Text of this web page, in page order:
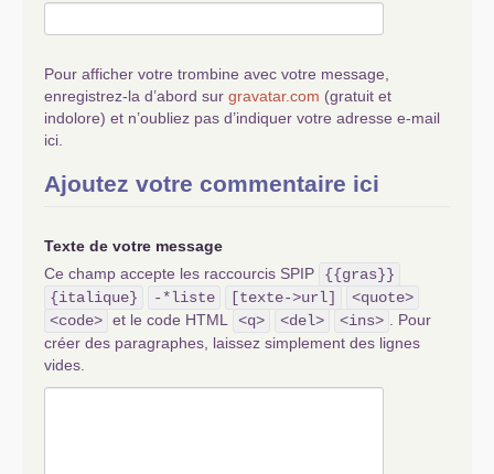
Pour afficher votre trombine avec votre message,
enregistrez-la d’abord sur gravatar.com (gratuit et
indolore) et n’oubliez pas d’indiquer votre adresse e-mail
ici.
Ajoutez votre commentaire ici
Texte de votre message
Ce champ accepte les raccourcis SPIP
{{gras}}
{italique}
-*liste [texte->url]
<quote>
<code> et le code HTML <q> <del> <ins>
. Pour
créer des paragraphes, laissez simplement des lignes
vides.